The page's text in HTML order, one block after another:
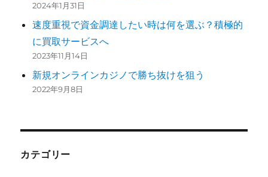
2024年1月31日
速度重視で資金調達したい時は何を選ぶ？積極的
に買取サービスへ
2023年11月14日
新規オンラインカジノで勝ち抜けを狙う
2022年9月8日
カテゴリー